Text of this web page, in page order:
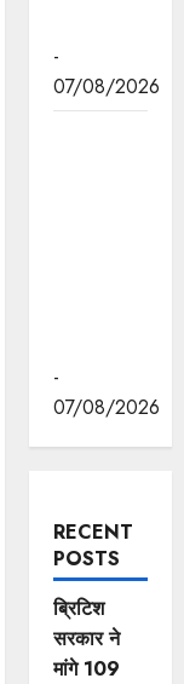
-
07/08/2026
-
07/08/2026
RECENT
POSTS
ब्रिटिश
सरकार ने
मांगे 109